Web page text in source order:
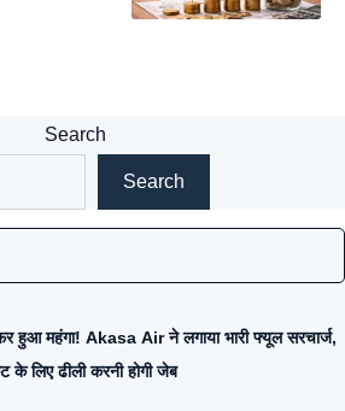
Search
Search
हुआ महंगा! Akasa Air ने लगाया भारी फ्यूल सरचार्ज,
के लिए ढीली करनी होगी जेब